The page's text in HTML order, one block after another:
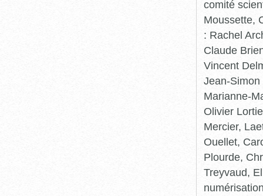
comité
Moussette,
: Rachel
Claude
Vincent
Jean-
Marianne-
Olivier
Mercier,
Ouellet,
Plourde,
Treyvaud,